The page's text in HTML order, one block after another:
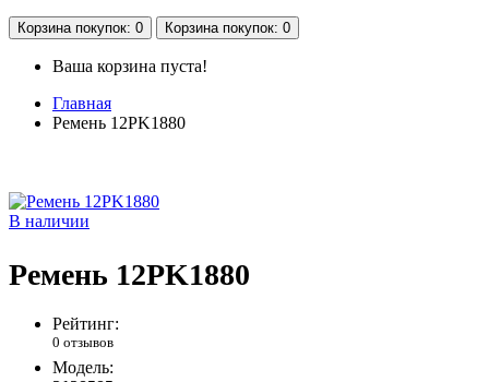
Корзинапокупок: 0 Корзинапокупок: 0
Ваша корзина пуста!
Главная
Ремень 12PK1880
В наличии
Ремень 12PK1880
Рейтинг:
0 отзывов
Модель: